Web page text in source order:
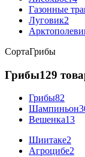
Газонные
Луговик2
СортаГрибы
Грибы129
Грибы82
Шампиньон
Вешенка13
Шиитаке2
Агроцибе2